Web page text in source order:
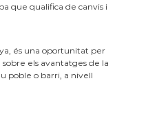
que qualifica de canvis i
és una oportunitat per
sobre els avantatges de la
poble o barri, a nivell